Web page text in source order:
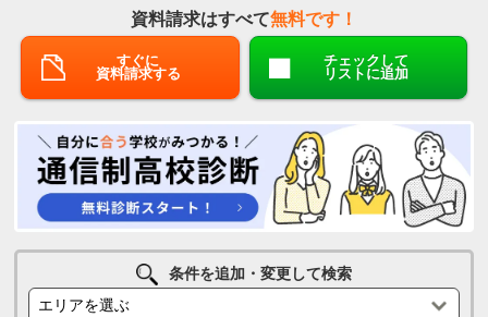
資料請求はすべて無料です！
すぐに
資料請求する
チェックして
リストに追加
条件を追加・変更して検索